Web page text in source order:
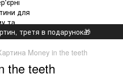
третя в подарунок🎁
Money in the teeth
the teeth